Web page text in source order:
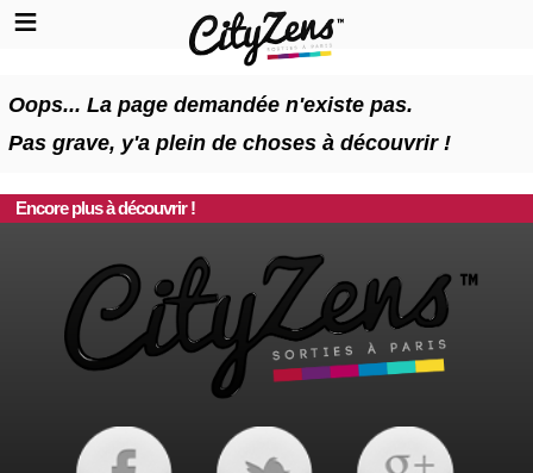
Oops... La page demandée n'existe pas.
Pas grave, y'a plein de choses à découvrir !
Encore plus à découvrir !